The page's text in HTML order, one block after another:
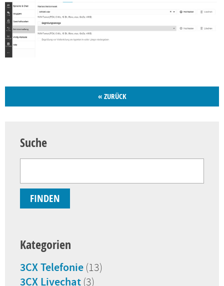
« ZURÜCK
Suche
Kategorien
3CX Telefonie (13)
3CX Livechat (3)